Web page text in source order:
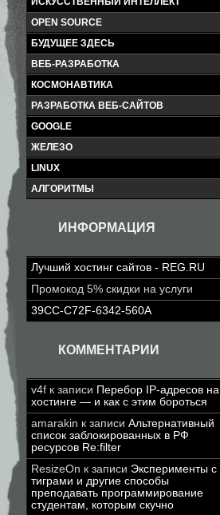
OPEN SOURCE
БУДУЩЕЕ ЗДЕСЬ
ВЕБ-РАЗРАБОТКА
КОСМОНАВТИКА
РАЗРАБОТКА ВЕБ-САЙТОВ
GOOGLE
ЖЕЛЕЗО
LINUX
АЛГОРИТМЫ
ИНФОРМАЦИЯ
Лучший хостинг сайтов - REG.RU
Промокод 5% скидки на услуги
39CC-C72F-6342-560A
КОММЕНТАРИИ
v4f к записи Перебор IP-адресов на
хостинге — и как с этим бороться
amarakin к записи Альтернативный
список заблокированных в РФ
ресурсов Re:filter
ResizeOn к записи Эксперименты с
тиграми и другие способы
преподавать программирование
студентам, которым скучно